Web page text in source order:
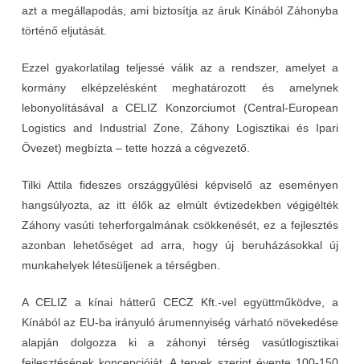
azt a megállapodás, ami biztosítja az áruk Kínából Záhonyba
történő eljutását.
Ezzel gyakorlatilag teljessé válik az a rendszer, amelyet a
kormány elképzelésként meghatározott és amelynek
lebonyolításával a CELIZ Konzorciumot (Central-European
Logistics and Industrial Zone, Záhony Logisztikai és Ipari
Övezet) megbízta – tette hozzá a cégvezető.
Tilki Attila fideszes országgyűlési képviselő az eseményen
hangsúlyozta, az itt élők az elmúlt évtizedekben végigélték
Záhony vasúti teherforgalmának csökkenését, ez a fejlesztés
azonban lehetőséget ad arra, hogy új beruházásokkal új
munkahelyek létesüljenek a térségben.
A CELIZ a kínai hátterű CECZ Kft.-vel együttműködve, a
Kínából az EU-ba irányuló árumennyiség várható növekedése
alapján dolgozza ki a záhonyi térség vasútlogisztikai